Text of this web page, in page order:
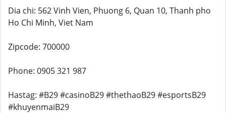
Dia chi: 562 Vinh Vien, Phuong 6, Quan 10, Thanh pho
Ho Chi Minh, Viet Nam
Zipcode: 700000
Phone: 0905 321 987
Hastag: #B29 #casinoB29 #thethaoB29 #esportsB29
#khuyenmaiB29